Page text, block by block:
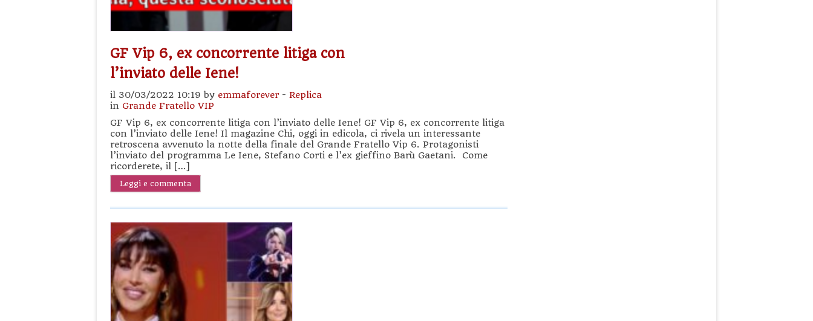
GF Vip 6, ex concorrente litiga con
l’inviato delle Iene!
il 30/03/2022 10:19 by emmaforever- Replica
in Grande Fratello VIP
GF Vip 6, ex concorrente litiga con l’inviato delle Iene! GF Vip 6, ex concorrente litiga
con l’inviato delle Iene! Il magazine Chi, oggi in edicola, ci rivela un interessante
retroscena avvenuto la notte della finale del Grande Fratello Vip 6. Protagonisti
l’inviato del programma Le Iene, Stefano Corti e l’ex gieffino Barù Gaetani. Come
ricorderete, il […]
Leggi e commenta